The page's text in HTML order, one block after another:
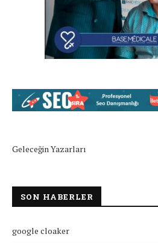
Geleceğin Yazarları
SON HABERLER
google cloaker